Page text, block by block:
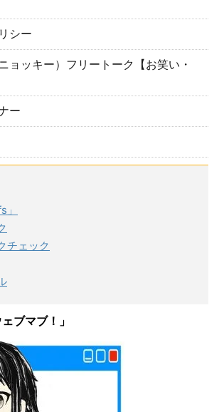
シー
ョッキー）フリートーク【お笑い・
ー
チェック
ブマブ！」